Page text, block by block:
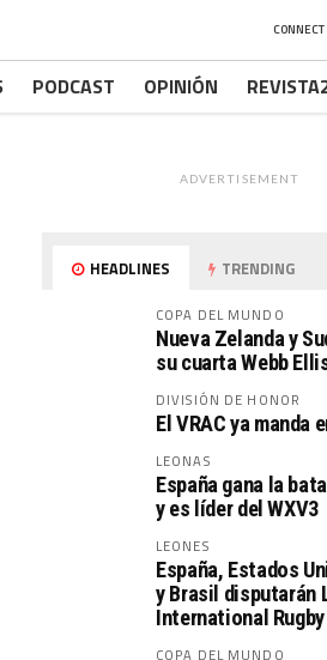
PODCAST OPINIÓN
ADVERTISEMENT
HEADLINES TRENDING
COPA DEL MUNDO
Nueva Zelanda y
su cuarta Webb
DIVISIÓN DE HONOR
El VRAC ya manda
LEONAS
España gana la
y es líder del WXV3
LEONES
España, Estados
y Brasil disputarán
International Rugby
COPA DEL MUNDO